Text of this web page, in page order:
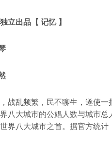
独立出品【 记忆 】
战乱频繁，民不聊生，遂使
八大城市的公娼人数与城市
界八大城市之首。据官方统计